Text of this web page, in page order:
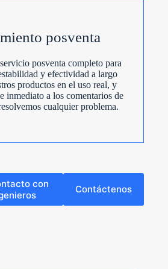
posventa
posventa completo para
y efectividad a largo
productos en el uso real, y
inmediato a los comentarios de
cualquier problema.
con
Contáctenos